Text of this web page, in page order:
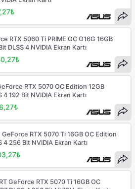
RTX 5060 Ti PRIME OC O16G 16GB
DLSS 4 NVIDIA Ekran Kartı
RTX 5070 OC Edition 12GB
4 192 Bit NVIDIA Ekran Kartı
GeForce RTX 5070 Ti 16GB OC Edition
4 256 Bit NVIDIA Ekran Kartı
GeForce RTX 5070 Ti 16GB OC